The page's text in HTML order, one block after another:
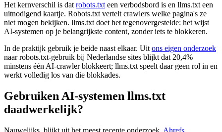
Het kernverschil is datrobots.txteen verbodsbord is en llms.txt een
uitnodigend kaartje. Robots.txt vertelt crawlers welke pagina's ze
niet mogen bekijken. llms.txt doet het tegenovergestelde: het wijst
AI-systemen op je belangrijkste content, zonder iets te blokkeren.
In de praktijk gebruik je beide naast elkaar. Uitons eigen onderzoek
naar robots.txt-gebruik bij Nederlandse sites blijkt dat 20,4%
minstens één AI-crawler blokkeert; llms.txt speelt daar geen rol in en
werkt volledig los van die blokkades.
Gebruiken AI-systemen llms.txt
daadwerkelijk?